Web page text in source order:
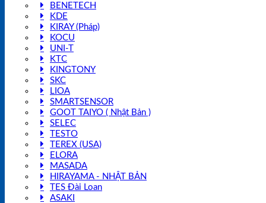
BENETECH
KDE
KIRAY (Pháp)
KOCU
UNI-T
KTC
KINGTONY
SKC
LIOA
SMARTSENSOR
GOOT TAIYO ( Nhật Bản )
SELEC
TESTO
TEREX (USA)
ELORA
MASADA
HIRAYAMA - NHẬT BẢN
TES Đài Loan
ASAKI